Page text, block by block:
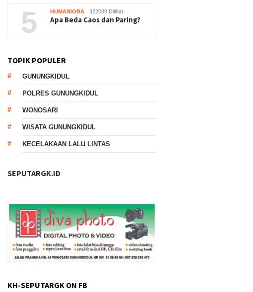
5 HUMANIORA 322089 Dilihat
Apa Beda Caos dan Paring?
TOPIK POPULER
GUNUNGKIDUL
POLRES GUNUNGKIDUL
WONOSARI
WISATA GUNUNGKIDUL
KECELAKAAN LALU LINTAS
SEPUTARGK.ID
KH-SEPUTARGK ON FB